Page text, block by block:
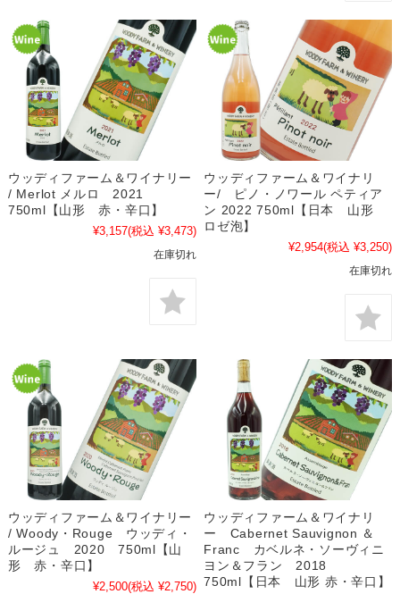
ウッディファーム＆ワイナリー
/ Merlot メルロ 2021
750ml【山形 赤・辛口】
¥3,157(税込 ¥3,473)
在庫切れ
ウッディファーム＆ワイナリ
ー/ ピノ・ノワール ペティア
ン 2022 750ml【日本 山形
ロゼ泡】
¥2,954(税込 ¥3,250)
在庫切れ
ウッディファーム＆ワイナリー
/ Woody・Rouge ウッディ・
ルージュ 2020 750ml【山
形 赤・辛口】
¥2,500(税込 ¥2,750)
ウッディファーム＆ワイナリ
ー Cabernet Sauvignon ＆
Franc カベルネ・ソーヴィニ
ヨン＆フラン 2018
750ml【日本 山形 赤・辛口】